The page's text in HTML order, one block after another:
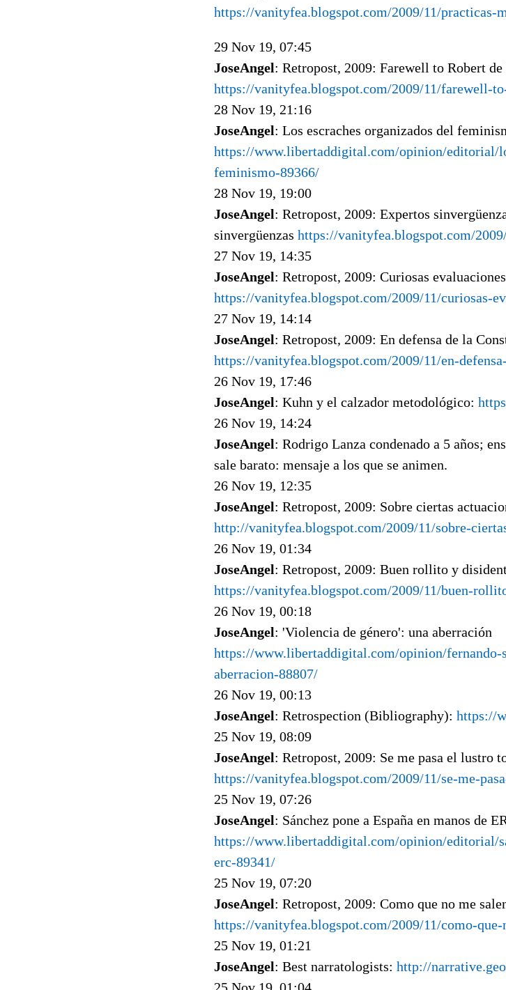
https://vanityfea.blogspot.com/2009/11/practicas-
29 Nov 19, 07:45
JoseAngel: Retropost, 2009: Farewell to Robert de
https://vanityfea.blogspot.com/2009/11/farewell-
28 Nov 19, 21:16
JoseAngel: Los escraches organizados del
https://www.libertaddigital.com/opinion/editorial/
feminismo-89366/
28 Nov 19, 19:00
JoseAngel: Retropost, 2009: Expertos
sinvergüenzas https://vanityfea.blogspot.com/
27 Nov 19, 14:35
JoseAngel: Retropost, 2009: Curiosas
https://vanityfea.blogspot.com/2009/11/curiosas-
27 Nov 19, 14:14
JoseAngel: Retropost, 2009: En defensa de la
https://vanityfea.blogspot.com/2009/11/en-
26 Nov 19, 17:46
JoseAngel: Kuhn y el calzador metodológico:
26 Nov 19, 14:24
JoseAngel: Rodrigo Lanza condenado a 5 años;
sale barato: mensaje a los que se animen.
26 Nov 19, 12:35
JoseAngel: Retropost, 2009: Sobre ciertas
http://vanityfea.blogspot.com/2009/11/sobre-
26 Nov 19, 01:34
JoseAngel: Retropost, 2009: Buen rollito y
https://vanityfea.blogspot.com/2009/11/buen-
26 Nov 19, 00:18
JoseAngel: 'Violencia de género': una aberración
https://www.libertaddigital.com/opinion/fernando-
aberracion-88807/
26 Nov 19, 00:13
JoseAngel: Retrospection (Bibliography): https://
25 Nov 19, 08:09
JoseAngel: Retropost, 2009: Se me pasa el lustro
https://vanityfea.blogspot.com/2009/11/se-me-
25 Nov 19, 07:26
JoseAngel: Sánchez pone a España en manos de
https://www.libertaddigital.com/opinion/editorial/
erc-89341/
25 Nov 19, 07:20
JoseAngel: Retropost, 2009: Como que no me
https://vanityfea.blogspot.com/2009/11/como-
25 Nov 19, 01:21
JoseAngel: Best narratologists: http://